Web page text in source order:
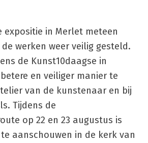
expositie in Merlet meteen
werken weer veilig gesteld.
de Kunst10daagse in
en veiliger manier te
van de kunstenaar en bij
Tijdens de
op 22 en 23 augustus is
aanschouwen in de kerk van